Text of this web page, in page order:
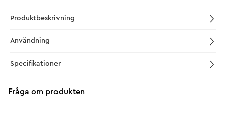
Produktbeskrivning
Användning
Specifikationer
Fråga om produkten